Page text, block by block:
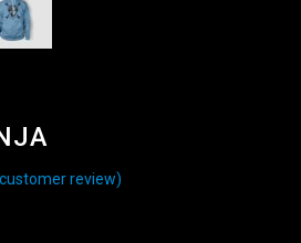
customer review)